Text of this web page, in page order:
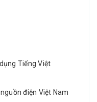
Tiếng Việt
điện Việt Nam